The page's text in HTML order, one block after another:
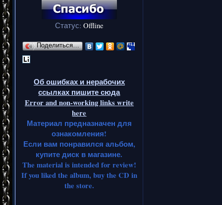
Статус: Offline
Поделиться…
Об ошибках и нерабочих
ссылках пишите сюда
Error and non-working links write
here
Материал предназначен для
ознакомления!
Если вам понравился альбом,
купите диск в магазине.
The material is intended for review!
If you liked the album, buy the CD in
the store.